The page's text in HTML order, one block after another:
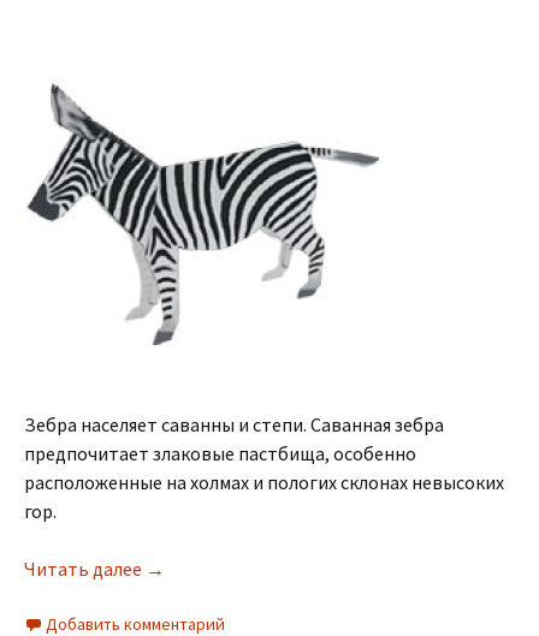
Зебра населяет саванны и степи. Саванная зебра
предпочитает злаковые пастбища, особенно
расположенные на холмах и пологих склонах невысоких
гор.
Читать далее →
Добавить комментарий